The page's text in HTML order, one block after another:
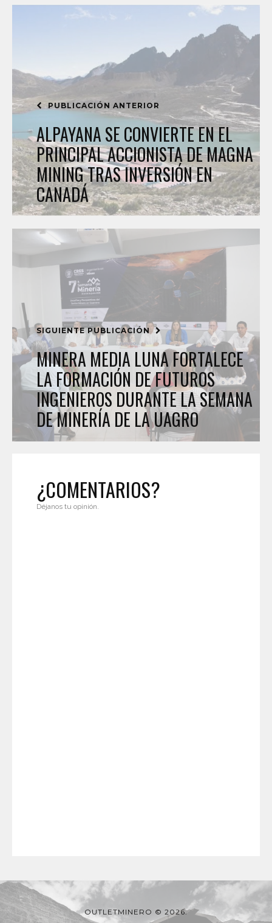
PUBLICACIÓN ANTERIOR
ALPAYANA SE CONVIERTE EN EL
PRINCIPAL ACCIONISTA DE MAGNA
MINING TRAS INVERSIÓN EN
CANADÁ
SIGUIENTE PUBLICACIÓN
MINERA MEDIA LUNA FORTALECE
LA FORMACIÓN DE FUTUROS
INGENIEROS DURANTE LA SEMANA
DE MINERÍA DE LA UAGRO
¿COMENTARIOS?
Déjanos tu opinión.
OUTLETMINERO © 2026.